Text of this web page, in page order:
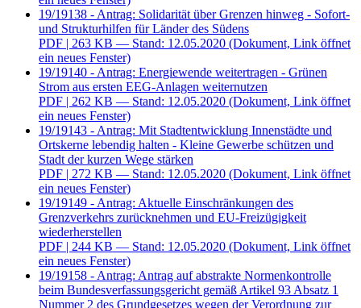
19/19138 - Antrag: Solidarität über Grenzen hinweg - Sofort-
und Strukturhilfen für Länder des Südens
PDF | 263 KB — Stand: 12.05.2020 (Dokument, Link öffnet
ein neues Fenster)
19/19140 - Antrag: Energiewende weitertragen - Grünen
Strom aus ersten EEG-Anlagen weiternutzen
PDF | 262 KB — Stand: 12.05.2020 (Dokument, Link öffnet
ein neues Fenster)
19/19143 - Antrag: Mit Stadtentwicklung Innenstädte und
Ortskerne lebendig halten - Kleine Gewerbe schützen und
Stadt der kurzen Wege stärken
PDF | 272 KB — Stand: 12.05.2020 (Dokument, Link öffnet
ein neues Fenster)
19/19149 - Antrag: Aktuelle Einschränkungen des
Grenzverkehrs zurücknehmen und EU-Freizügigkeit
wiederherstellen
PDF | 244 KB — Stand: 12.05.2020 (Dokument, Link öffnet
ein neues Fenster)
19/19158 - Antrag: Antrag auf abstrakte Normenkontrolle
beim Bundesverfassungsgericht gemäß Artikel 93 Absatz 1
Nummer 2 des Grundgesetzes wegen der Verordnung zur